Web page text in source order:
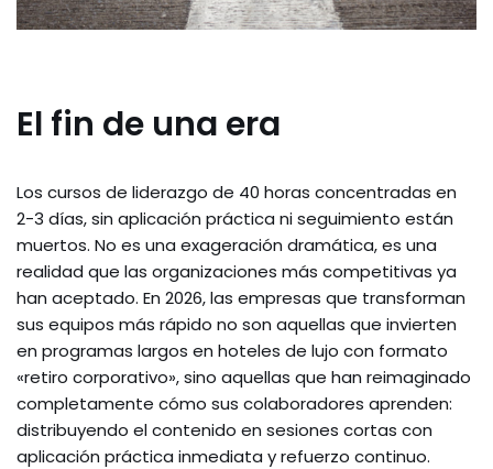
El fin de una era
Los cursos de liderazgo de 40 horas concentradas en
2-3 días, sin aplicación práctica ni seguimiento están
muertos. No es una exageración dramática, es una
realidad que las organizaciones más competitivas ya
han aceptado. En 2026, las empresas que transforman
sus equipos más rápido no son aquellas que invierten
en programas largos en hoteles de lujo con formato
«retiro corporativo», sino aquellas que han reimaginado
completamente cómo sus colaboradores aprenden:
distribuyendo el contenido en sesiones cortas con
aplicación práctica inmediata y refuerzo continuo.